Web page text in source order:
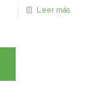
Leer más